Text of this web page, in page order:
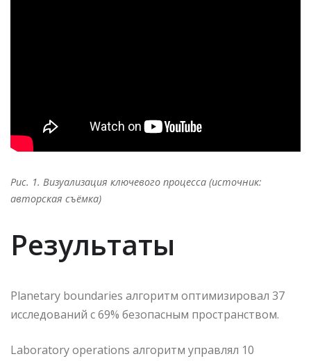
Рис. 1. Визуализация ключевого процесса (источник:
авторская съёмка)
Результаты
Planetary boundaries алгоритм оптимизировал 37
исследований с 69% безопасным пространством.
Laboratory operations алгоритм управлял 10